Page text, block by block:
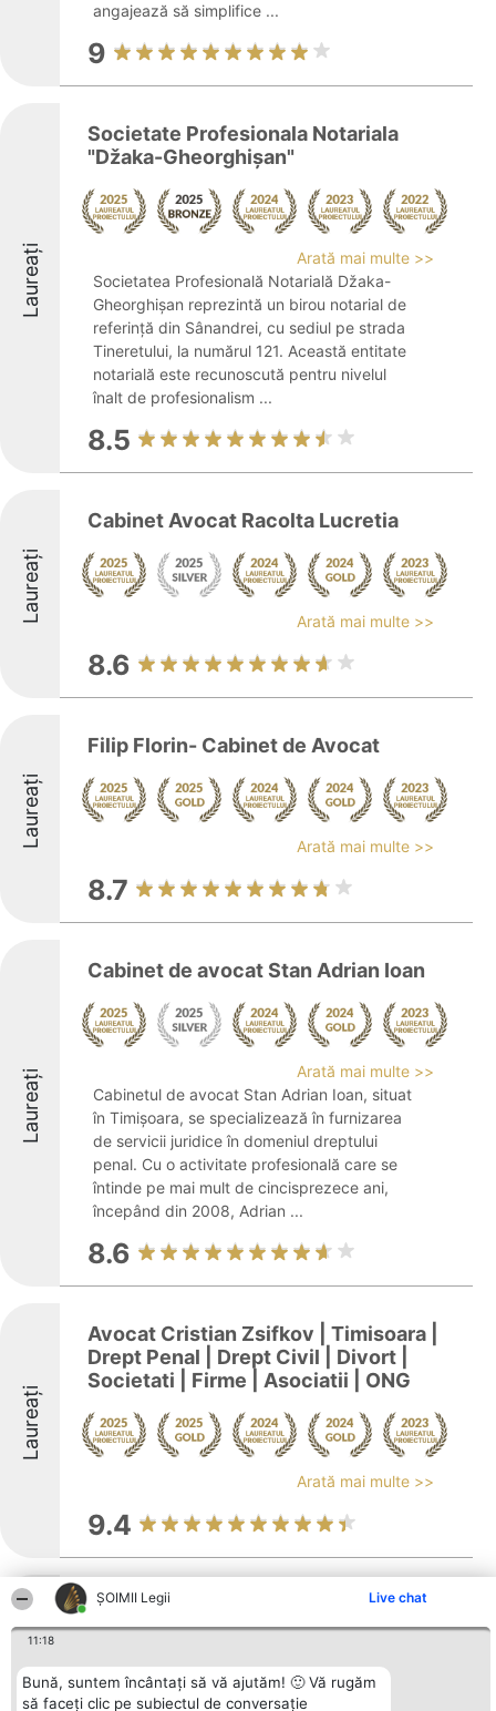
ȘOIMII Legii Live chat
11:18
Bună, suntem încântați să vă ajutăm! 🙂 Vă rugăm
să faceți clic pe subiectul de conversație
angajează să simplifice ...
9
Laureați
Societate Profesionala Notariala
"Džaka-Gheorghişan"
Arată mai multe >>
Societatea Profesională Notarială Džaka-
Gheorghişan reprezintă un birou notarial de
referință din Sânandrei, cu sediul pe strada
Tineretului, la numărul 121. Această entitate
notarială este recunoscută pentru nivelul
înalt de profesionalism ...
8.5
Laureați
Cabinet Avocat Racolta Lucretia
Arată mai multe >>
8.6
Laureați
Filip Florin- Cabinet de Avocat
Arată mai multe >>
8.7
Laureați
Cabinet de avocat Stan Adrian Ioan
Arată mai multe >>
Cabinetul de avocat Stan Adrian Ioan, situat
în Timișoara, se specializează în furnizarea
de servicii juridice în domeniul dreptului
penal. Cu o activitate profesională care se
întinde pe mai mult de cincisprezece ani,
începând din 2008, Adrian ...
8.6
Laureați
Avocat Cristian Zsifkov | Timisoara |
Drept Penal | Drept Civil | Divort |
Societati | Firme | Asociatii | ONG
Arată mai multe >>
9.4
Cabinet de Avocat - Lawyer office-
Liviu Pacev